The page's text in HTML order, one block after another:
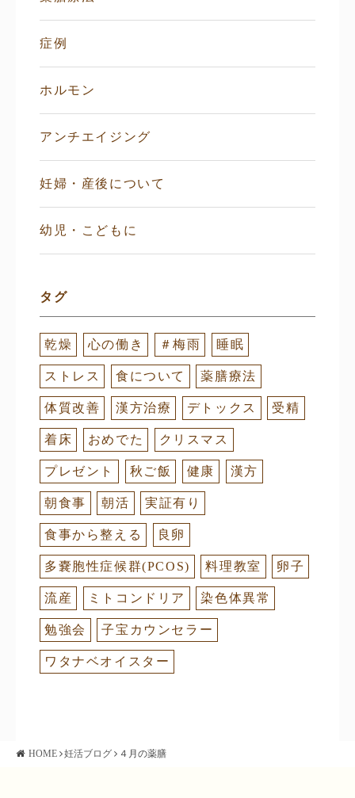
症例
ホルモン
アンチエイジング
妊婦・産後について
幼児・こどもに
タグ
乾燥 心の働き ＃梅雨 睡眠
ストレス 食について 薬膳療法
体質改善 漢方治療 デトックス 受精
着床 おめでた クリスマス
プレゼント 秋ご飯 健康 漢方
朝食事 朝活 実証有り
食事から整える 良卵
多嚢胞性症候群(PCOS) 料理教室 卵子
流産 ミトコンドリア 染色体異常
勉強会 子宝カウンセラー
ワタナベオイスター
HOME 妊活ブログ ４月の薬膳